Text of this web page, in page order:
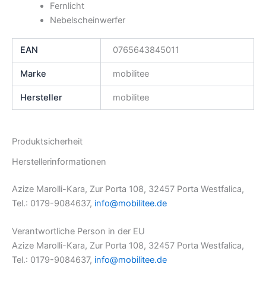
Fernlicht
Nebelscheinwerfer
EAN 0765643845011
Marke mobilitee
Hersteller mobilitee
Produktsicherheit
Herstellerinformationen
Azize Marolli-Kara, Zur Porta 108, 32457 Porta Westfalica,
Tel.: 0179-9084637, info@mobilitee.de
Verantwortliche Person in der EU
Azize Marolli-Kara, Zur Porta 108, 32457 Porta Westfalica,
Tel.: 0179-9084637, info@mobilitee.de